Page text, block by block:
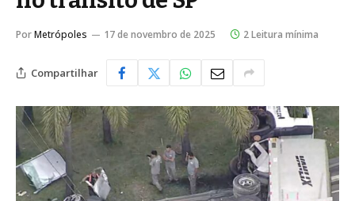
PorMetrópoles 17 de novembro de 2025 2 Leitura mínima
Compartilhar